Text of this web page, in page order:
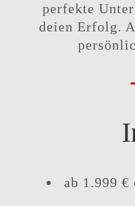
perfekte
deien Erfolg.
ab 1.999 €